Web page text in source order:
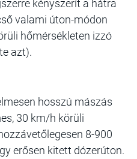
kényszerít a hátra
valami úton-módon
hőmérsékleten izzó
azt).
hosszú mászás
30 km/h körüli
8-900
erősen kitett dózerúton.